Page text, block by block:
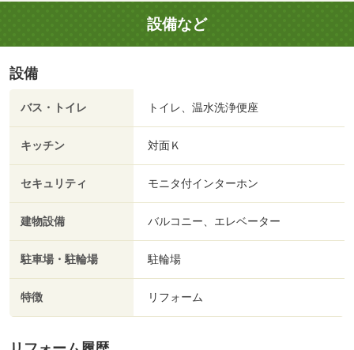
設備など
設備
バス・トイレ トイレ、温水洗浄便座
キッチン 対面Ｋ
セキュリティ モニタ付インターホン
建物設備 バルコニー、エレベーター
駐車場・駐輪場 駐輪場
特徴 リフォーム